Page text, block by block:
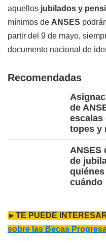
aquellos jubilados y
mínimos de ANSES
partir del 9 de mayo,
documento nacional de
Recomendadas
de
escalas
topes y
ANSES
de
cuándo
►TE PUEDE
sobre las Becas